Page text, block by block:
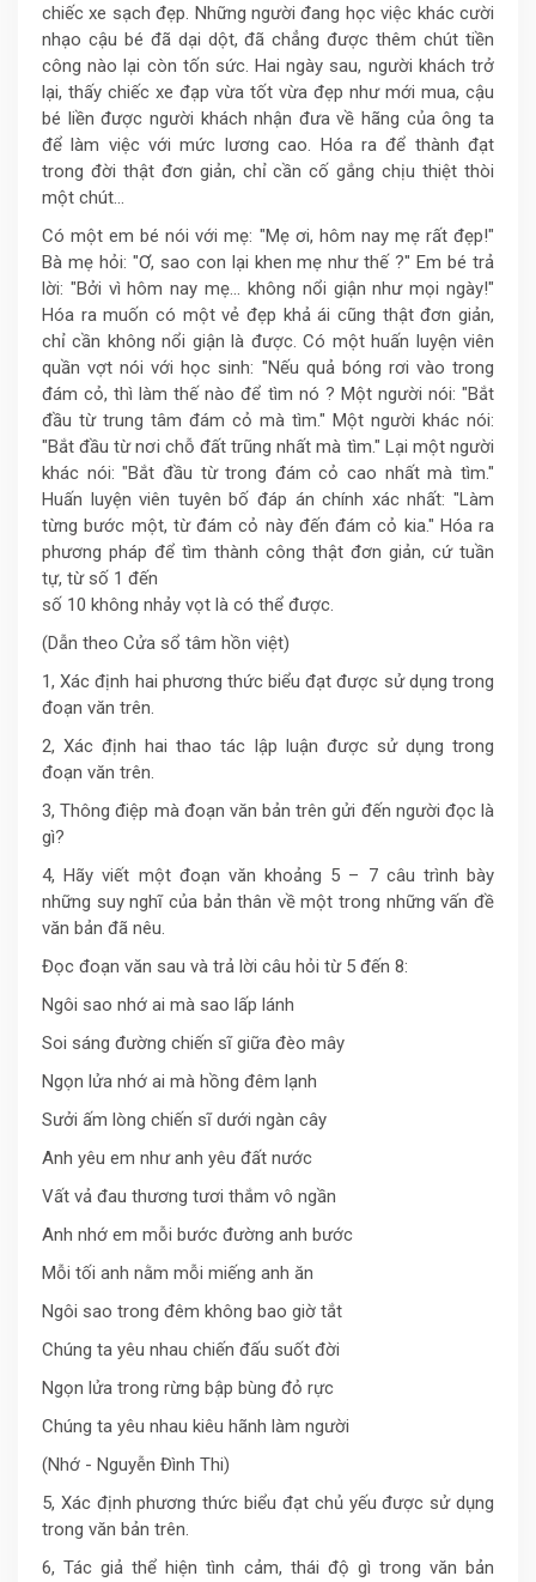
chiếc xe sạch đẹp. Những người đang học việc khác cười
nhạo cậu bé đã dại dột, đã chẳng được thêm chút tiền
công nào lại còn tốn sức. Hai ngày sau, người khách trở
lại, thấy chiếc xe đạp vừa tốt vừa đẹp như mới mua, cậu
bé liền được người khách nhận đưa về hãng của ông ta
để làm việc với mức lương cao. Hóa ra để thành đạt
trong đời thật đơn giản, chỉ cần cố gắng chịu thiệt thòi
một chút...
Có một em bé nói với mẹ: "Mẹ ơi, hôm nay mẹ rất đẹp!"
Bà mẹ hỏi: "Ơ, sao con lại khen mẹ như thế ?" Em bé trả
lời: "Bởi vì hôm nay mẹ... không nổi giận như mọi ngày!"
Hóa ra muốn có một vẻ đẹp khả ái cũng thật đơn giản,
chỉ cần không nổi giận là được. Có một huấn luyện viên
quần vợt nói với học sinh: "Nếu quả bóng rơi vào trong
đám cỏ, thì làm thế nào để tìm nó ? Một người nói: "Bắt
đầu từ trung tâm đám cỏ mà tìm." Một người khác nói:
"Bắt đầu từ nơi chỗ đất trũng nhất mà tìm." Lại một người
khác nói: "Bắt đầu từ trong đám cỏ cao nhất mà tìm."
Huấn luyện viên tuyên bố đáp án chính xác nhất: "Làm
từng bước một, từ đám cỏ này đến đám cỏ kia." Hóa ra
phương pháp để tìm thành công thật đơn giản, cứ tuần
tự, từ số 1 đến
số 10 không nhảy vọt là có thể được.
(Dẫn theo Cửa sổ tâm hồn việt)
1, Xác định hai phương thức biểu đạt được sử dụng trong
đoạn văn trên.
2, Xác định hai thao tác lập luận được sử dụng trong
đoạn văn trên.
3, Thông điệp mà đoạn văn bản trên gửi đến người đọc là
gì?
4, Hãy viết một đoạn văn khoảng 5 – 7 câu trình bày
những suy nghĩ của bản thân về một trong những vấn đề
văn bản đã nêu.
Đọc đoạn văn sau và trả lời câu hỏi từ 5 đến 8:
Ngôi sao nhớ ai mà sao lấp lánh
Soi sáng đường chiến sĩ giữa đèo mây
Ngọn lửa nhớ ai mà hồng đêm lạnh
Sưởi ấm lòng chiến sĩ dưới ngàn cây
Anh yêu em như anh yêu đất nước
Vất vả đau thương tươi thắm vô ngần
Anh nhớ em mỗi bước đường anh bước
Mỗi tối anh nằm mỗi miếng anh ăn
Ngôi sao trong đêm không bao giờ tắt
Chúng ta yêu nhau chiến đấu suốt đời
Ngọn lửa trong rừng bập bùng đỏ rực
Chúng ta yêu nhau kiêu hãnh làm người
(Nhớ - Nguyễn Đình Thi)
5, Xác định phương thức biểu đạt chủ yếu được sử dụng
trong văn bản trên.
6, Tác giả thể hiện tình cảm, thái độ gì trong văn bản